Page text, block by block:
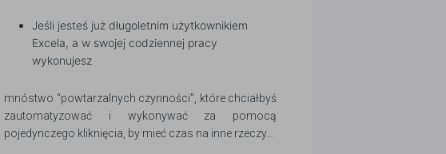
Jeśli jesteś już długoletnim użytkownikiem
Excela, a w swojej codziennej pracy
wykonujesz
mnóstwo “powtarzalnych czynności”, które chciałbyś
zautomatyzować i wykonywać za pomocą
pojedynczego kliknięcia, by mieć czas na inne rzeczy…